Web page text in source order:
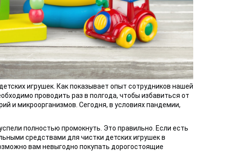
игрушек. Как показывает опыт сотрудников нашей
проводить раз в полгода, чтобы избавиться от
и микроорганизмов. Сегодня, в условиях пандемии,
полностью промокнуть. Это правильно. Если есть
средствами для чистки детских игрушек в
вам невыгодно покупать дорогостоящие